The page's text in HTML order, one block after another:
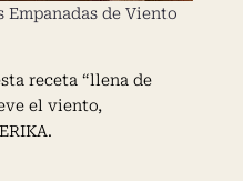
de Viento
receta “llena de
el viento,